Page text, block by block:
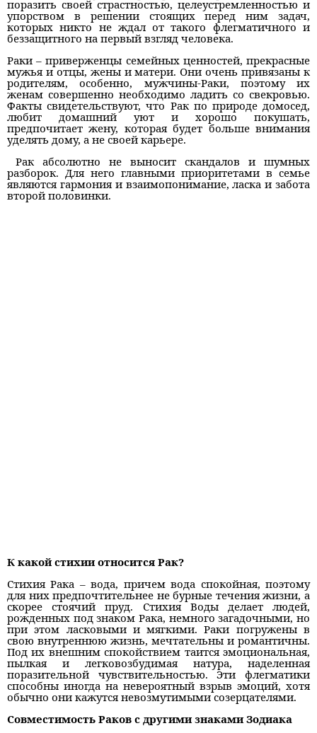
поразить своей страстностью, целеустремленностью и
упорством в решении стоящих перед ним задач,
которых никто не ждал от такого флегматичного и
беззащитного на первый взгляд человека.
Раки – приверженцы семейных ценностей, прекрасные
мужья и отцы, жены и матери. Они очень привязаны к
родителям, особенно, мужчины-Раки, поэтому их
женам совершенно необходимо ладить со свекровью.
Факты свидетельствуют, что Рак по природе домосед,
любит домашний уют и хорошо покушать,
предпочитает жену, которая будет больше внимания
уделять дому, а не своей карьере.
Рак абсолютно не выносит скандалов и шумных
разборок. Для него главными приоритетами в семье
являются гармония и взаимопонимание, ласка и забота
второй половинки.
К какой стихии относится Рак?
Стихия Рака – вода, причем вода спокойная, поэтому
для них предпочтительнее не бурные течения жизни, а
скорее стоячий пруд. Стихия Воды делает людей,
рожденных под знаком Рака, немного загадочными, но
при этом ласковыми и мягкими. Раки погружены в
свою внутреннюю жизнь, мечтательны и романтичны.
Под их внешним спокойствием таится эмоциональная,
пылкая и легковозбудимая натура, наделенная
поразительной чувствительностью. Эти флегматики
способны иногда на невероятный взрыв эмоций, хотя
обычно они кажутся невозмутимыми созерцателями.
Совместимость Раков с другими знаками Зодиака